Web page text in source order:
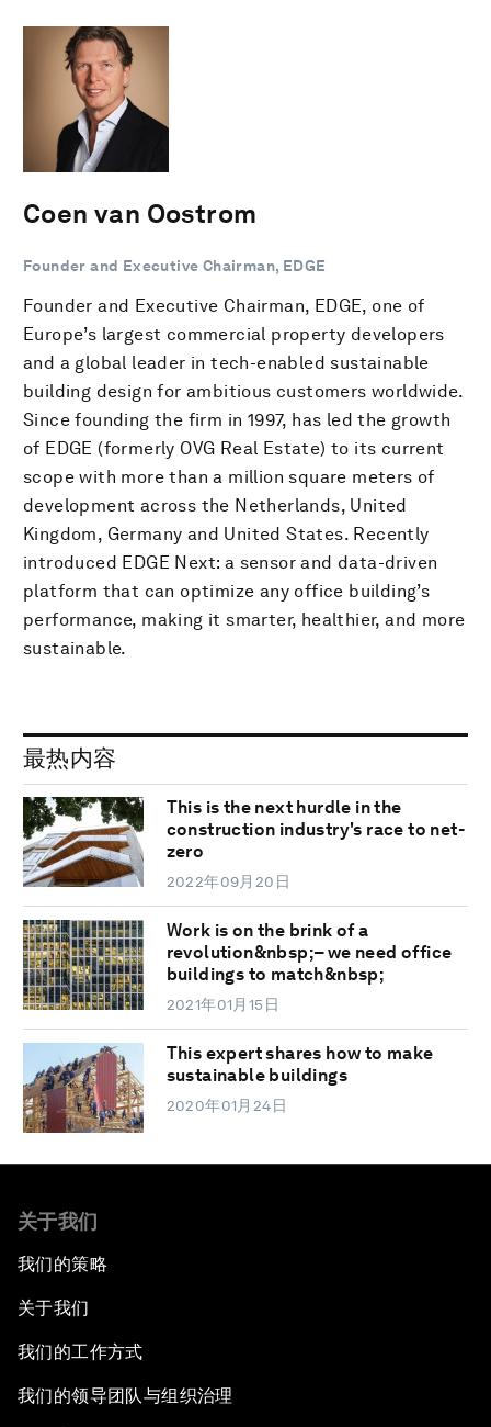
Coen van Oostrom
Founder and Executive Chairman, EDGE
Founder and Executive Chairman, EDGE, one of
Europe’s largest commercial property developers
and a global leader in tech-enabled sustainable
building design for ambitious customers worldwide.
Since founding the firm in 1997, has led the growth
of EDGE (formerly OVG Real Estate) to its current
scope with more than a million square meters of
development across the Netherlands, United
Kingdom, Germany and United States. Recently
introduced EDGE Next: a sensor and data-driven
platform that can optimize any office building’s
performance, making it smarter, healthier, and more
sustainable.
最热内容
This is the next hurdle in the
construction industry's race to net-
zero
2022年09月20日
Work is on the brink of a
revolution&nbsp;– we need office
buildings to match&nbsp;
2021年01月15日
This expert shares how to make
sustainable buildings
2020年01月24日
关于我们
我们的策略
关于我们
我们的工作方式
我们的领导团队与组织治理